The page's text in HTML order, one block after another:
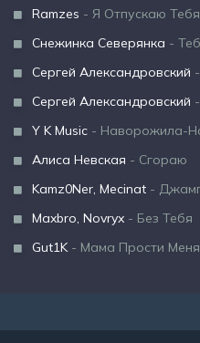
Ramzes - Я Отпускаю Тебя
Снежинка Северянка -
Сергей Александровский
Сергей Александровский
Y K Music - Наворожила-
Алиса Невская - Сгораю
Kamz0Ner, Mecinat -
Maxbro, Novryx - Без Тебя
Gut1K- Мама Прости